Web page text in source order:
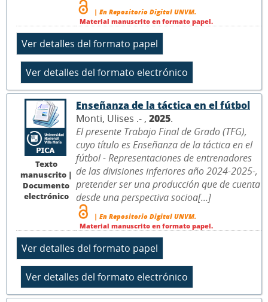
| En Repositorio Digital UNVM.
Material manuscrito en formato papel.
Texto
manuscrito |
Documento
electrónico
Enseñanza de la táctica en el fútbol
Monti, Ulises .- , 2025.
El presente Trabajo Final de Grado (TFG),
cuyo título es Enseñanza de la táctica en el
fútbol - Representaciones de entrenadores
de las divisiones inferiores año 2024-2025-,
pretender ser una producción que de cuenta
desde una perspectiva socioa[...]
| En Repositorio Digital UNVM.
Material manuscrito en formato papel.